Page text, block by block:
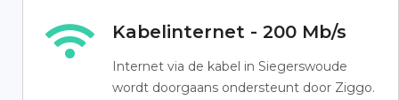
Kabelinternet - 200 Mb/s
Internet via de kabel in Siegerswoude
wordt doorgaans ondersteunt door Ziggo.